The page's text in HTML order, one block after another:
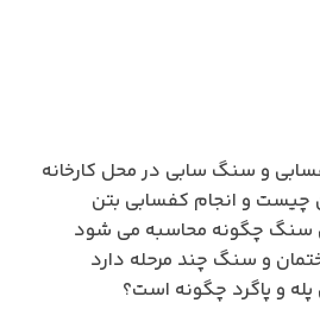
و سنگ سابی در محل کارخانه
چیست و انجام کفسابی بتن
سنگ چگونه محاسبه می شود
و سنگ چند مرحله دارد
و پاگرد چگونه است؟